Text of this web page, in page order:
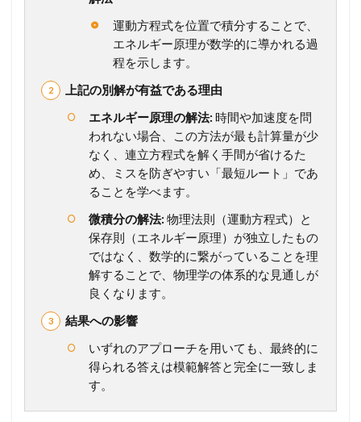
セ
徹
ガ
イ
ド
【
総
ま
と
め
】
こ
一
を
未
来
得
運動方程式を位置で積分することで、
エネルギー原理が数学的に導かれる過
程を示します。
上記の別解が有益である理由
エネルギー原理の解法: 時間や加速度を問
われない場合、この方法が最も計算量が少
なく、連立方程式を解く手間が省けるた
め、ミスを防ぎやすい「最短ルート」であ
ることを学べます。
微積分の解法: 物理法則（運動方程式）と
保存則（エネルギー原理）が独立したもの
ではなく、数学的に繋がっていることを理
解することで、物理学の体系的な見通しが
良くなります。
結果への影響
いずれのアプローチを用いても、最終的に
得られる答えは模範解答と完全に一致しま
す。